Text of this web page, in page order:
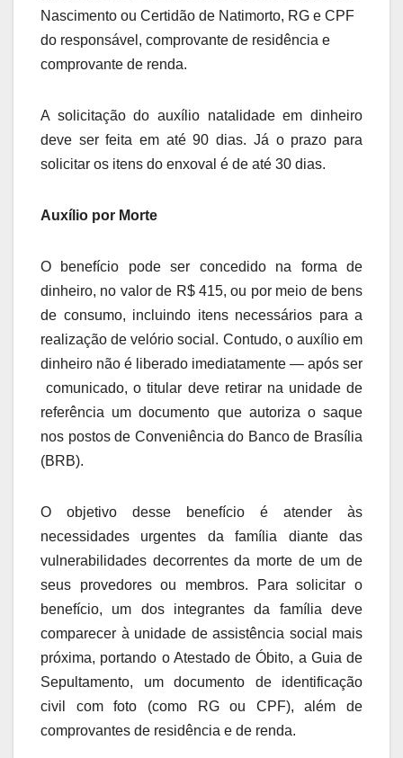
Nascimento ou Certidão de Natimorto, RG e CPF
do responsável, comprovante de residência e
comprovante de renda.
A solicitação do auxílio natalidade em dinheiro
deve ser feita em até 90 dias. Já o prazo para
solicitar os itens do enxoval é de até 30 dias.
Auxílio por Morte
O benefício pode ser concedido na forma de
dinheiro, no valor de R$ 415, ou por meio de bens
de consumo, incluindo itens necessários para a
realização de velório social. Contudo, o auxílio em
dinheiro não é liberado imediatamente — após ser
comunicado, o titular deve retirar na unidade de
referência um documento que autoriza o saque
nos postos de Conveniência do Banco de Brasília
(BRB).
O objetivo desse benefício é atender às
necessidades urgentes da família diante das
vulnerabilidades decorrentes da morte de um de
seus provedores ou membros. Para solicitar o
benefício, um dos integrantes da família deve
comparecer à unidade de assistência social mais
próxima, portando o Atestado de Óbito, a Guia de
Sepultamento, um documento de identificação
civil com foto (como RG ou CPF), além de
comprovantes de residência e de renda.